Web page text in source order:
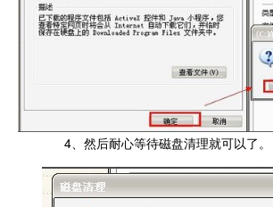
4、然后耐心等待磁盘清理就可以了。